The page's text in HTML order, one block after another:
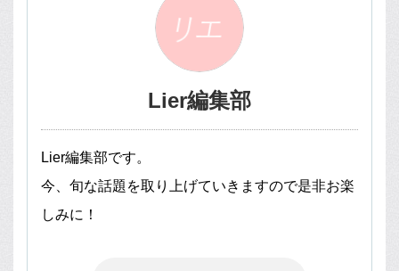
Lier編集部
Lier編集部です。
今、旬な話題を取り上げていきますので是非お楽
しみに！